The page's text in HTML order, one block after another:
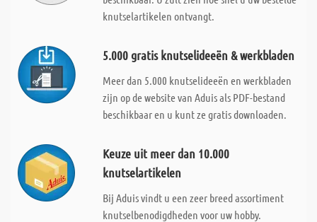
knutselartikelen ontvangt.
5.000 gratis knutselideeën & werkbladen
Meer dan 5.000 knutselideeën en werkbladen
zijn op de website van Aduis als PDF-bestand
beschikbaar en u kunt ze gratis downloaden.
Keuze uit meer dan 10.000
knutselartikelen
Bij Aduis vindt u een zeer breed assortiment
knutselbenodigdheden voor uw hobby.